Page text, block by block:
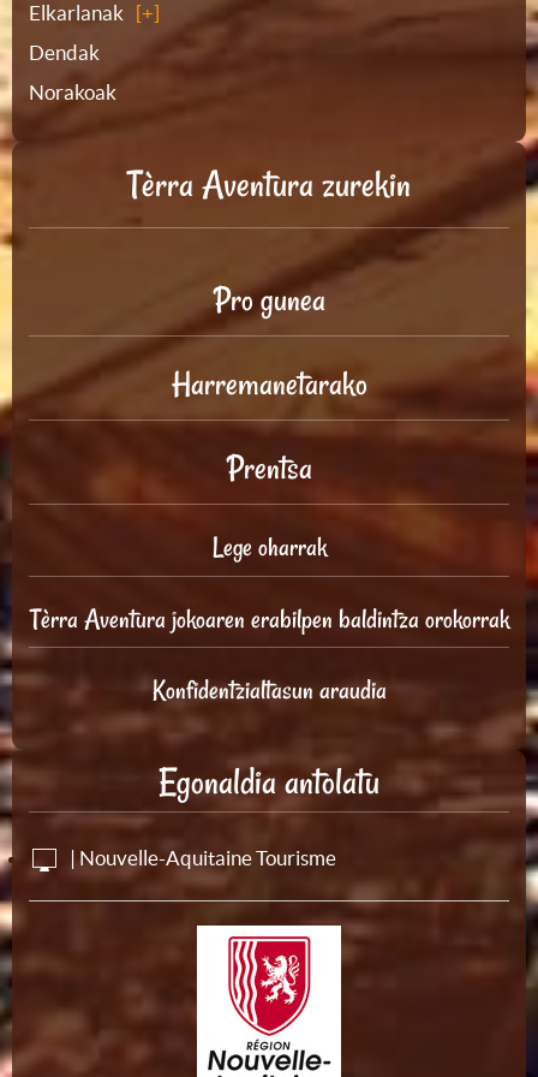
Elkarlanak
Dendak
Norakoak
Tèrra Aventura zurekin
Pro gunea
Harremanetarako
Prentsa
Lege oharrak
Tèrra Aventura jokoaren erabilpen baldintza orokorrak
Konfidentzialtasun araudia
Egonaldia antolatu
| Nouvelle-Aquitaine Tourisme